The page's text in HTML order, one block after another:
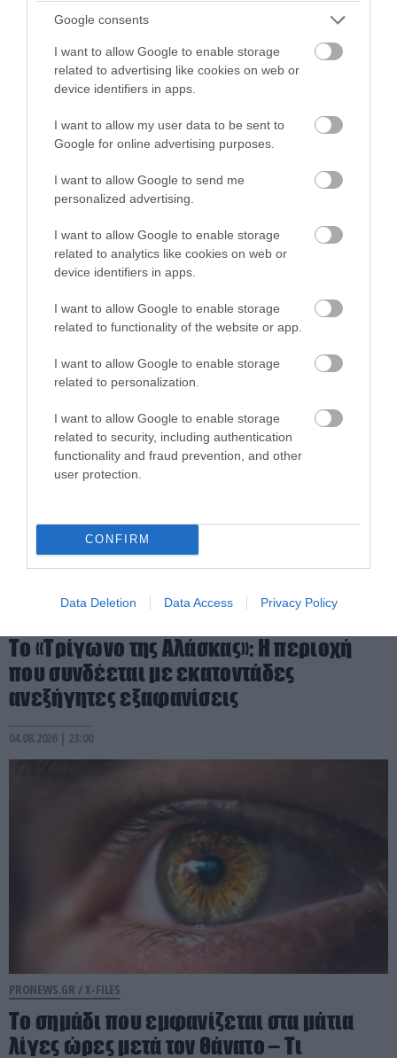
Google consents
I want to allow Google to enable storage
related to advertising like cookies on web or
device identifiers in apps.
I want to allow my user data to be sent to
Google for online advertising purposes.
I want to allow Google to send me
personalized advertising.
I want to allow Google to enable storage
related to analytics like cookies on web or
device identifiers in apps.
I want to allow Google to enable storage
related to functionality of the website or app.
I want to allow Google to enable storage
related to personalization.
I want to allow Google to enable storage
related to security, including authentication
functionality and fraud prevention, and other
user protection.
CONFIRM
Data Deletion Data Access Privacy Policy
Δείτε μας ζωντανά στο
Twitch,X,Telegram
X-Files
Το «Τρίγωνο της Αλάσκας»: Η περιοχή
που συνδέεται με εκατοντάδες
ανεξήγητες εξαφανίσεις
04.08.2026 | 23:00
PRONEWS.GR / X-FILES
Το σημάδι που εμφανίζεται στα μάτια
λίγες ώρες μετά τον θάνατο – Τι